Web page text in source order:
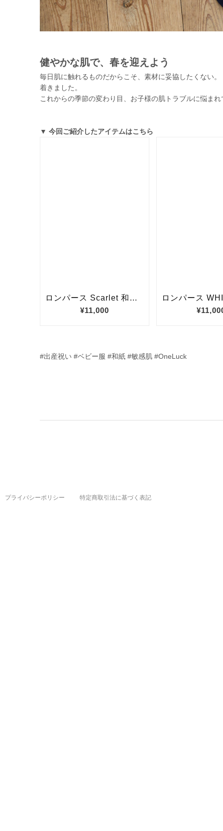
健やかな肌で、春を迎えよう
毎日肌に触れるものだからこそ、素材に妥協したくない
着きました。
これからの季節の変わり目、お子様の肌トラブルに悩ま
▼ 今回ご紹介したアイテムはこちら
#出産祝い #ベビー服 #和紙 #敏感肌 #OneLuck
プライバシーポリシー 特定商取引法に基づく表記